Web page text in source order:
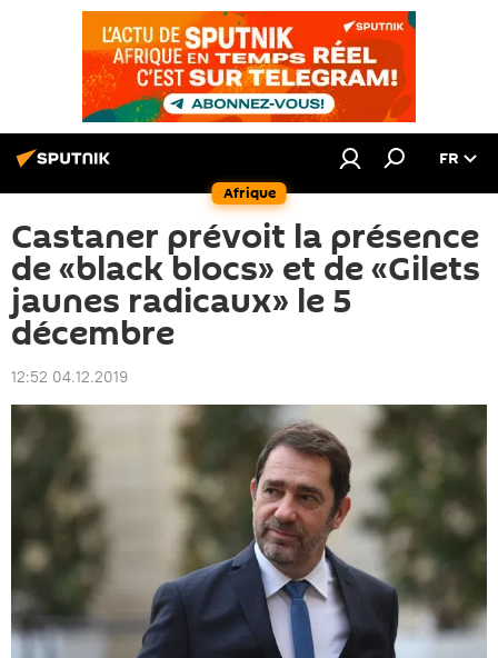
Afrique
FR
Castaner prévoit la présence
de «black blocs» et de «Gilets
jaunes radicaux» le 5
décembre
12:52 04.12.2019